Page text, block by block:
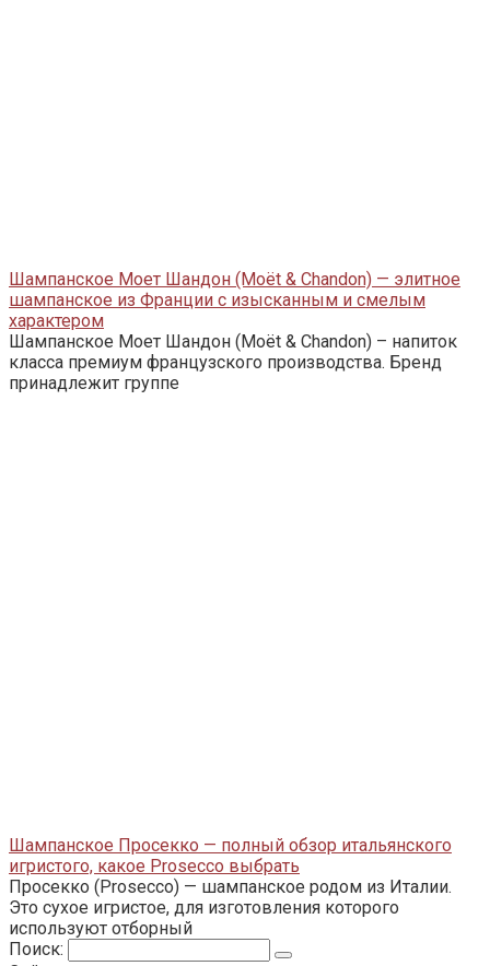
Шампанское Моет Шандон (Moët & Chandon) — элитное
шампанское из Франции с изысканным и смелым
характером
Шампанское Моет Шандон (Moët & Chandon) – напиток
класса премиум французского производства. Бренд
принадлежит группе
Шампанское Просекко — полный обзор итальянского
игристого, какое Prosecco выбрать
Просекко (Prosecco) — шампанское родом из Италии.
Это сухое игристое, для изготовления которого
используют отборный
Поиск: